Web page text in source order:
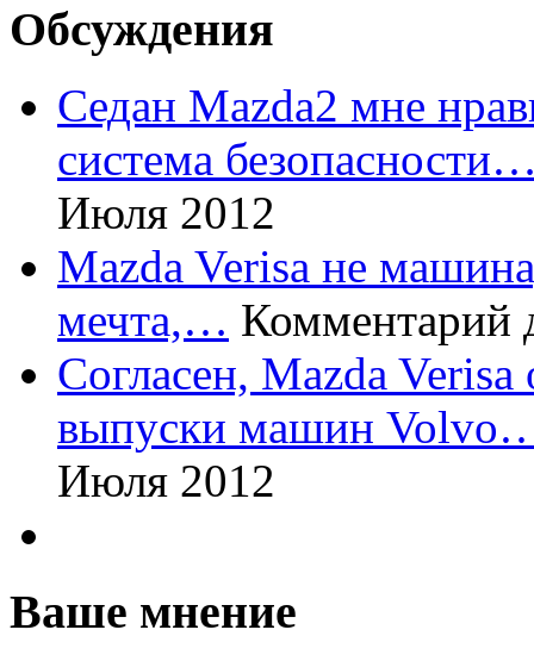
Обсуждения
Седан Mazda2 мне
система
Июля 2012
Mazda Verisa не
мечта,… Комментарий
Согласен, Mazda
выпуски машин
Июля 2012
Ваше мнение